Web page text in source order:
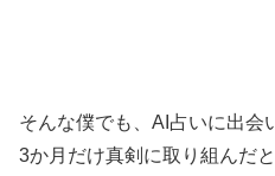
そんな僕でも、AI占いに出会
3か月だけ真剣に取り組んだと